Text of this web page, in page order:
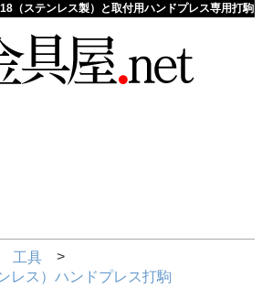
（ステンレス製）と取付用ハンドプレス専用打駒
工具
レス）ハンドプレス打駒